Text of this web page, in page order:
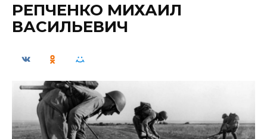
РЕПЧЕНКО МИХАИЛ
ВАСИЛЬЕВИЧ